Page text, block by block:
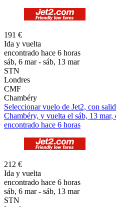
191 €
Ida y vuelta
encontrado hace 6 horas
sáb, 6 mar - sáb, 13 mar
STN
Londres
CMF
Chambéry
Seleccionar vuelo de Jet2, con
Chambéry, y vuelta el sáb, 13
encontrado hace 6 horas
212 €
Ida y vuelta
encontrado hace 6 horas
sáb, 6 mar - sáb, 13 mar
STN